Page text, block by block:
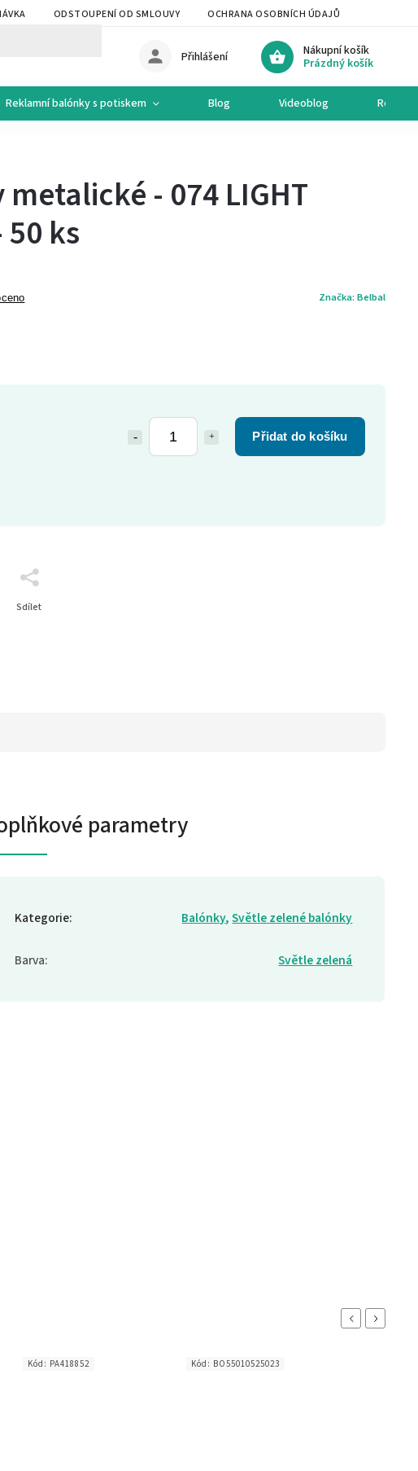
ODSTOUPENÍ OD SMLOUVY OCHRANA OSOBNÍCH ÚDAJŮ
Nákupní košík
Prázdný košík
Přihlášení
Reklamní balónky s potiskem Blog Videoblog
Přidat do košíku
- 074 LIGHT
50 ks
Značka: Belbal
Sdílet
parametry
Kategorie: Balónky,Světle zelené balónky
Barva: Světle zelená
Previous
Kód: PA418852 Kód: BO55010525023
Next